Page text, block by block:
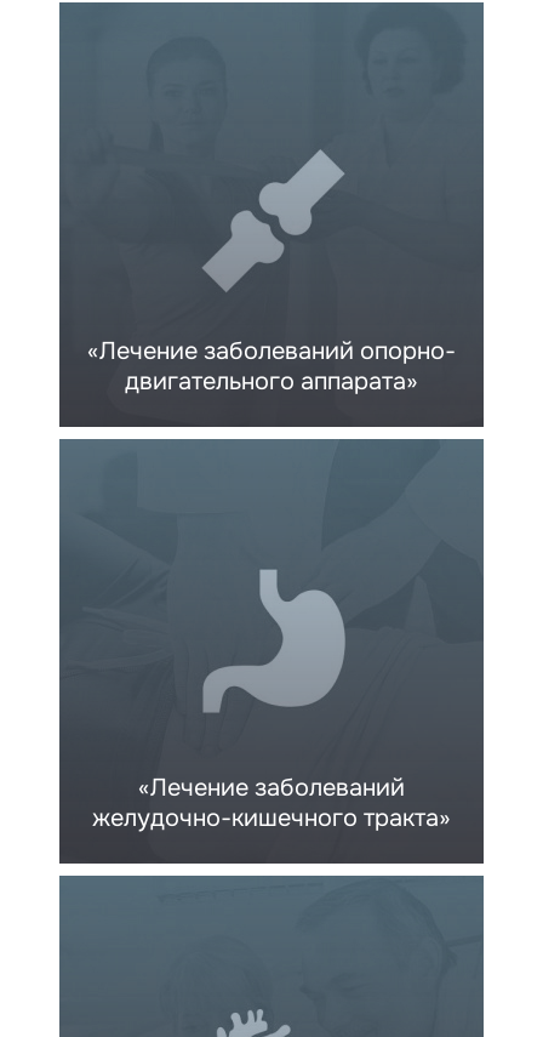
«Лечение заболеваний опорно-
двигательного аппарата»
«Лечение заболеваний
желудочно-кишечного тракта»